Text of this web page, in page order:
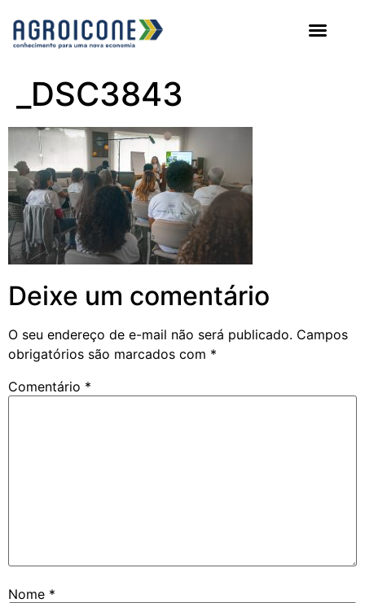
_DSC3843
Deixe um comentário
O seu endereço de e-mail não será publicado. Campos
obrigatórios são marcados com *
Comentário *
Nome *